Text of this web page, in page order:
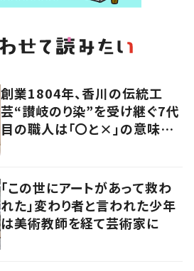
創業1804年、香川の伝統工
芸“讃岐のり染”を受け継ぐ7代
目の職人は「〇と×」の意味を
「この世にアートがあって救わ
れた」変わり者と言われた少年
は美術教師を経て芸術家に